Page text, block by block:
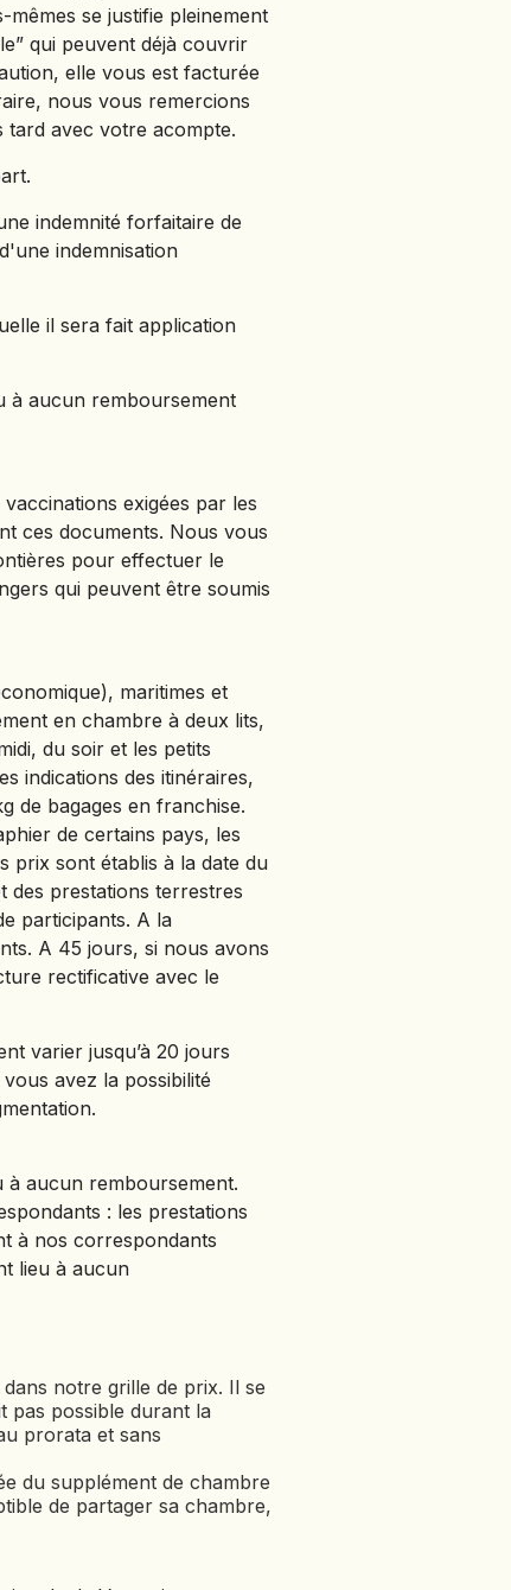
mêmes se justifie pleinement
qui peuvent déjà couvrir
elle vous est facturée
nous vous remercions
tard avec votre acompte.
indemnité forfaitaire de
indemnisation
il sera fait application
à aucun remboursement
exigées par les
ces documents. Nous vous
pour effectuer le
qui peuvent être soumis
maritimes et
en chambre à deux lits,
du soir et les petits
indications des itinéraires,
de bagages en franchise.
de certains pays, les
prix sont établis à la date du
des prestations terrestres
participants. A la
A 45 jours, si nous avons
rectificative avec le
varier jusqu’à 20 jours
avez la possibilité
à aucun remboursement.
: les prestations
à nos correspondants
lieu à aucun
notre grille de prix. Il se
pas possible durant la
prorata et sans
du supplément de chambre
de partager sa chambre,